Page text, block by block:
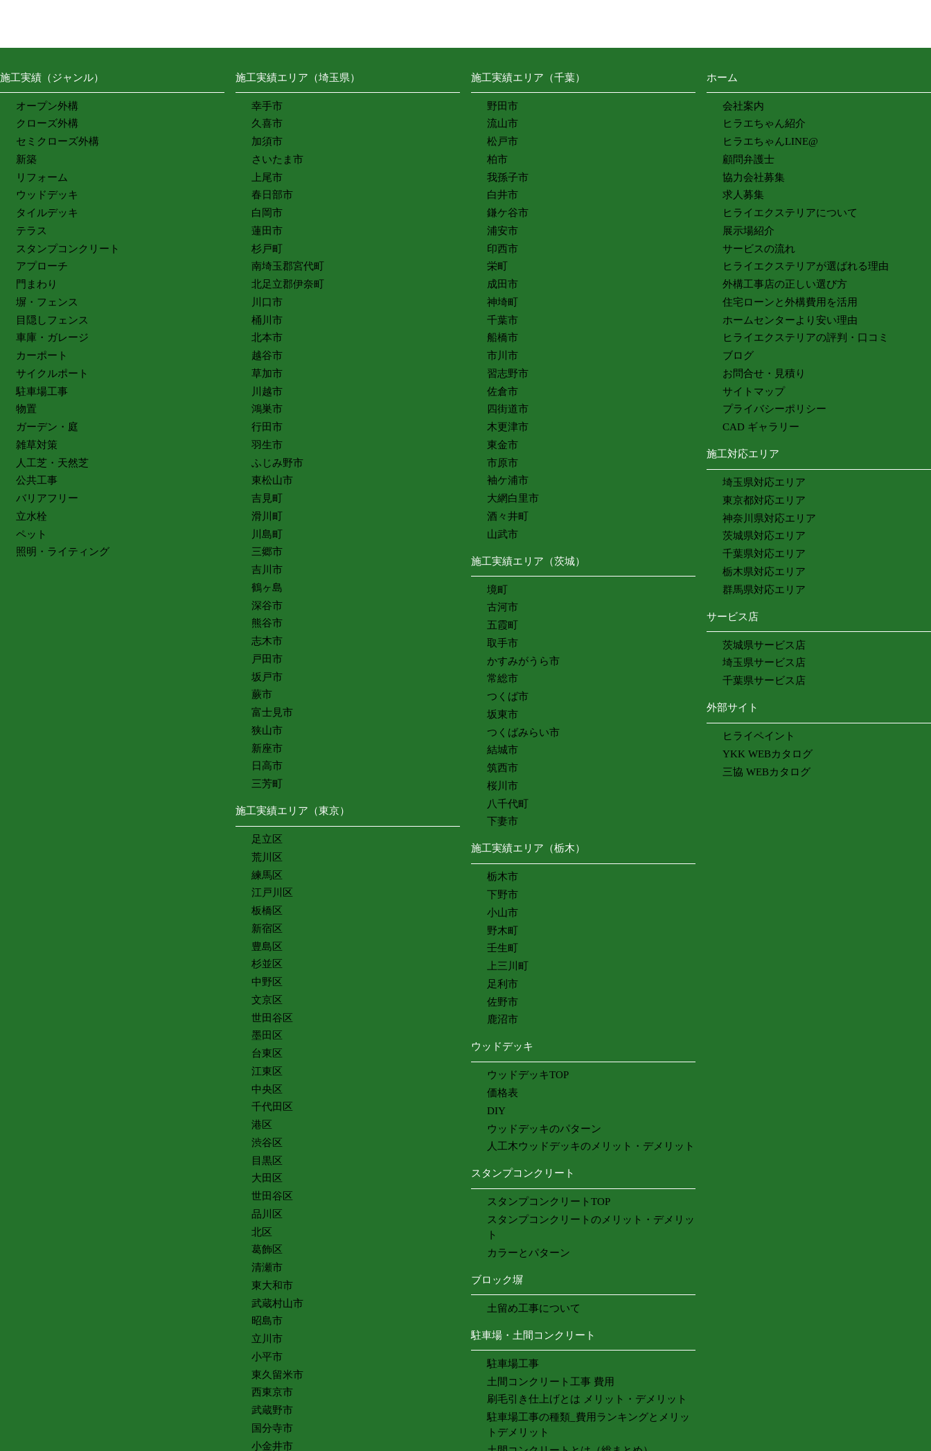
施工実績（ジャンル）
オープン外構
クローズ外構
セミクローズ外構
新築
リフォーム
ウッドデッキ
タイルデッキ
テラス
スタンプコンクリート
アプローチ
門まわり
塀・フェンス
目隠しフェンス
車庫・ガレージ
カーポート
サイクルポート
駐車場工事
物置
ガーデン・庭
雑草対策
人工芝・天然芝
公共工事
バリアフリー
立水栓
ペット
照明・ライティング
施工実績エリア（埼玉県）
幸手市
久喜市
加須市
さいたま市
上尾市
春日部市
白岡市
蓮田市
杉戸町
南埼玉郡宮代町
北足立郡伊奈町
川口市
桶川市
北本市
越谷市
草加市
川越市
鴻巣市
行田市
羽生市
ふじみ野市
東松山市
吉見町
滑川町
川島町
三郷市
吉川市
鶴ヶ島
深谷市
熊谷市
志木市
戸田市
坂戸市
蕨市
富士見市
狭山市
新座市
日高市
三芳町
施工実績エリア（東京）
足立区
荒川区
練馬区
江戸川区
板橋区
新宿区
豊島区
杉並区
中野区
文京区
世田谷区
墨田区
台東区
江東区
中央区
千代田区
港区
渋谷区
目黒区
大田区
世田谷区
品川区
北区
葛飾区
清瀬市
東大和市
武蔵村山市
昭島市
立川市
小平市
東久留米市
西東京市
武蔵野市
国分寺市
小金井市
施工実績エリア（千葉）
野田市
流山市
松戸市
柏市
我孫子市
白井市
鎌ケ谷市
浦安市
印西市
栄町
成田市
神埼町
千葉市
船橋市
市川市
習志野市
佐倉市
四街道市
木更津市
東金市
市原市
袖ケ浦市
大網白里市
酒々井町
山武市
施工実績エリア（茨城）
境町
古河市
五霞町
取手市
かすみがうら市
常総市
つくば市
坂東市
つくばみらい市
結城市
筑西市
桜川市
八千代町
下妻市
施工実績エリア（栃木）
栃木市
下野市
小山市
野木町
壬生町
上三川町
足利市
佐野市
鹿沼市
ウッドデッキ
ウッドデッキTOP
価格表
DIY
ウッドデッキのパターン
人工木ウッドデッキのメリット・デメリット
スタンプコンクリート
スタンプコンクリートTOP
スタンプコンクリートのメリット・デメリッ
ト
カラーとパターン
ブロック塀
土留め工事について
駐車場・土間コンクリート
駐車場工事
土間コンクリート工事 費用
刷毛引き仕上げとは メリット・デメリット
駐車場工事の種類_費用ランキングとメリッ
トデメリット
ホーム
会社案内
ヒラエちゃん紹介
ヒラエちゃんLINE@
顧問弁護士
協力会社募集
求人募集
ヒライエクステリアについて
展示場紹介
サービスの流れ
ヒライエクステリアが選ばれる理由
外構工事店の正しい選び方
住宅ローンと外構費用を活用
ホームセンターより安い理由
ヒライエクステリアの評判・口コミ
ブログ
お問合せ・見積り
サイトマップ
プライバシーポリシー
CAD ギャラリー
施工対応エリア
埼玉県対応エリア
東京都対応エリア
神奈川県対応エリア
茨城県対応エリア
千葉県対応エリア
栃木県対応エリア
群馬県対応エリア
サービス店
茨城県サービス店
埼玉県サービス店
千葉県サービス店
外部サイト
ヒライペイント
YKK WEBカタログ
三協 WEBカタログ